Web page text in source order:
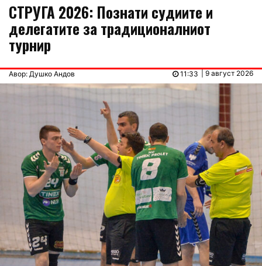
СТРУГА 2026: Познати судиите и
делегатите за традиционалниот
турнир
Авор: Душко Андов | 9 август 2026
11:33